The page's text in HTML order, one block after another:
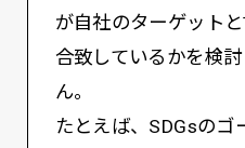
が自社のターゲット
合致しているかを検
ん。
たとえば、SDGsのゴ